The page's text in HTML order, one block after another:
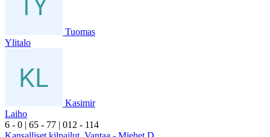
Tuomas
Ylitalo
Kasimir
Laiho
6 - 0 | 65 - 77 | 012 - 114